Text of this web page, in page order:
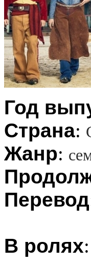
Год
Страна:
Жанр:
Перевод
В ролях: